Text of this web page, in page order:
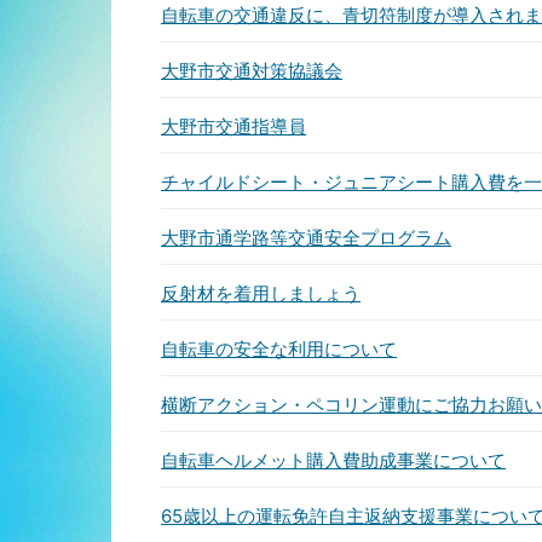
自転車の交通違反に、青切符制度が導入され
大野市交通対策協議会
大野市交通指導員
チャイルドシート・ジュニアシート購入費を一
大野市通学路等交通安全プログラム
反射材を着用しましょう
自転車の安全な利用について
横断アクション・ペコリン運動にご協力お願
自転車ヘルメット購入費助成事業について
65歳以上の運転免許自主返納支援事業について